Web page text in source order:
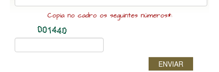
Copia no cadro os seguintes números*:
ENVIAR